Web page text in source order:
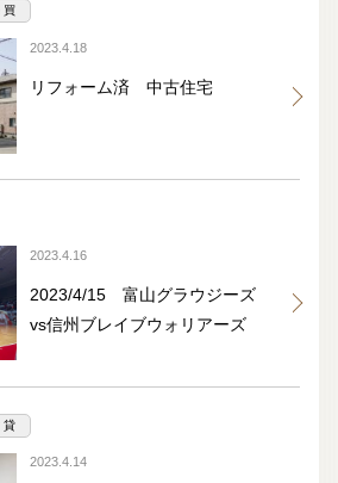
買
2023.4.18
リフォーム済 中古住宅
2023.4.16
2023/4/15 富山グラウジーズ
vs信州ブレイブウォリアーズ
貸
2023.4.14